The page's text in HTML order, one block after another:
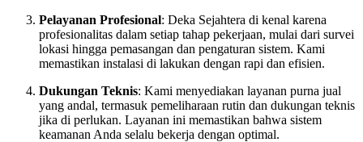
Pelayanan Profesional: Deka Sejahtera di kenal karena
profesionalitas dalam setiap tahap pekerjaan, mulai dari survei
lokasi hingga pemasangan dan pengaturan sistem. Kami
memastikan instalasi di lakukan dengan rapi dan efisien.
Dukungan Teknis: Kami menyediakan layanan purna jual
yang andal, termasuk pemeliharaan rutin dan dukungan teknis
jika di perlukan. Layanan ini memastikan bahwa sistem
keamanan Anda selalu bekerja dengan optimal.